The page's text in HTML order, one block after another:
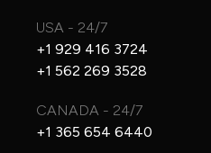
USA - 24/7
+1 929 416 3724
+1 562 269 3528
CANADA - 24/7
+1 365 654 6440